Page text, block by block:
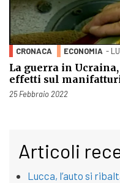
CRONACA ECONOMIA -
La guerra in
effetti sul
Pubblicato il
25 Febbraio 2022
Articoli
Lucca, l’auto si